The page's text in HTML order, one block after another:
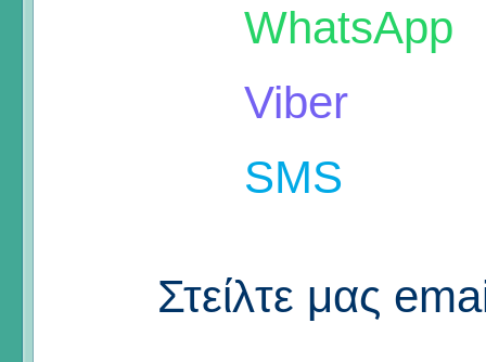
WhatsApp
Viber
SMS
Στείλτε μας